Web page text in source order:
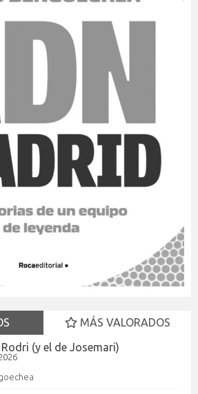
MÁS VALORADOS
(y el de Josemari)